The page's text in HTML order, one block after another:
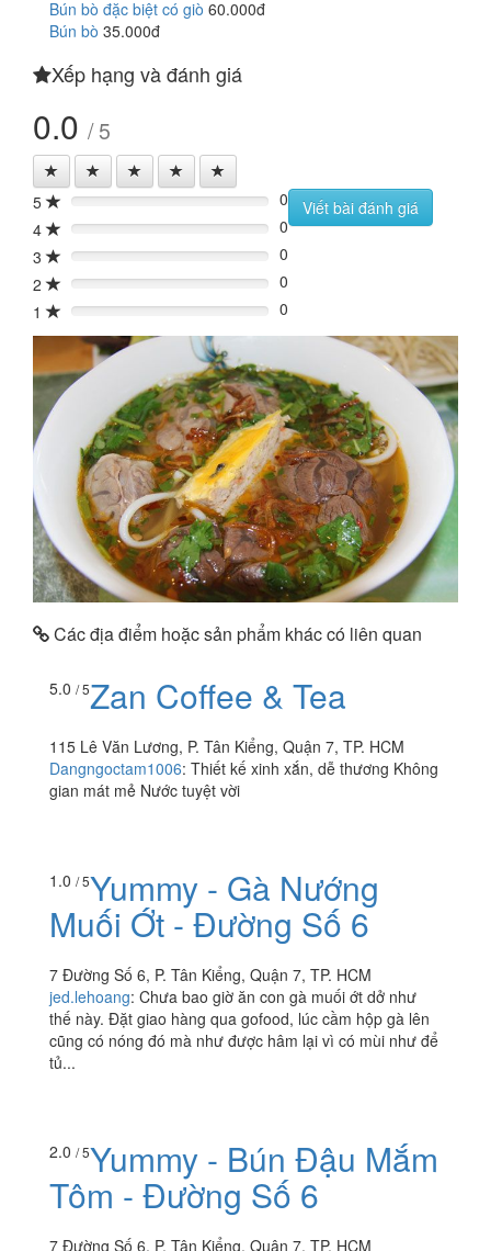
Bún bò đặc biệt có giò 60.000đ
Bún bò 35.000đ
Xếp hạng và đánh giá
0.0 / 5
5 0%
0
4
0%
0
3
0%
0
2
0%
0
1
0% 0
Viết bài đánh giá
Các địa điểm hoặc sản phẩm khác có liên quan
5.0 / 5Zan Coffee & Tea
115 Lê Văn Lương, P. Tân Kiểng, Quận 7, TP. HCM
Dangngoctam1006: Thiết kế xinh xắn, dễ thương Không
gian mát mẻ Nước tuyệt vời
1.0/ 5Yummy - Gà Nướng
Muối Ớt - Đường Số 6
7 Đường Số 6, P. Tân Kiểng, Quận 7, TP. HCM
tủ...
2.0/ 5